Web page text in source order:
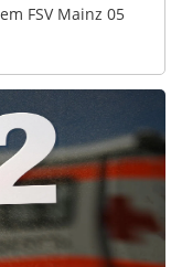
FSV Mainz 05